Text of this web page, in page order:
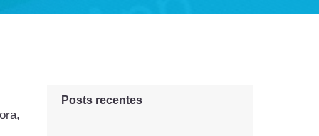
Posts recentes